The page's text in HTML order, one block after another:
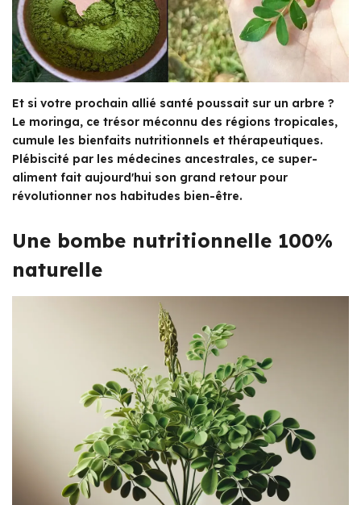
Et si votre prochain allié santé poussait sur un arbre ?
Le moringa, ce trésor méconnu des régions tropicales,
cumule les bienfaits nutritionnels et thérapeutiques.
Plébiscité par les médecines ancestrales, ce super-
aliment fait aujourd'hui son grand retour pour
révolutionner nos habitudes bien-être.
Une bombe nutritionnelle 100%
naturelle